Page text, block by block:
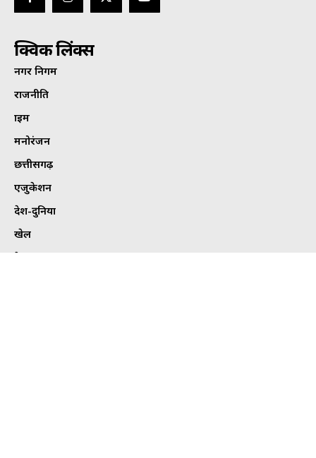
क्विक लिंक्स
नगर निगम
राजनीति
क्राइम
मनोरंजन
छत्तीसगढ़
एजुकेशन
देश-दुनिया
खेल
हेल्थ